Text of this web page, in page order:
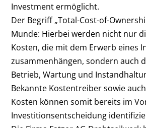
Investment ermöglicht.
Der Begriff „Total-Cost-of-
Munde: Hierbei werden nicht nur
Kosten, die mit dem Erwerb eines
zusammenhängen, sondern auch
Betrieb, Wartung und
Bekannte Kostentreiber sowie
Kosten können somit bereits im
Investitionsentscheidung